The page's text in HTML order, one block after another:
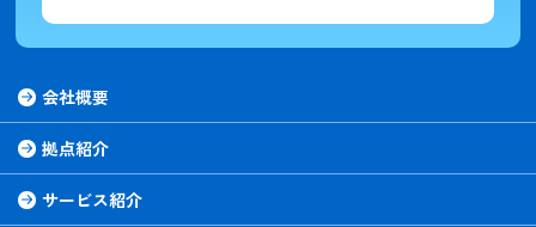
会社概要
拠点紹介
サービス紹介